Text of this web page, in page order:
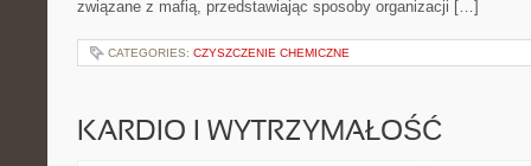
związane z mafią, przedstawiając sposoby organizacji […]
CATEGORIES: CZYSZCZENIE CHEMICZNE
KARDIO I WYTRZYMAŁOŚĆ